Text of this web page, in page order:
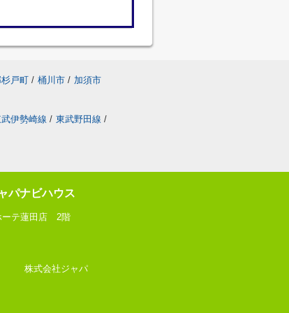
戸町 / 桶川市 / 加須市
伊勢崎線 / 東武野田線 /
パナビハウス
ーテ蓮田店 2階
株式会社ジャパ